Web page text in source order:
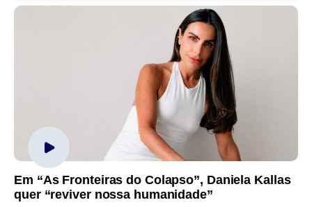
Em “As Fronteiras do Colapso”, Daniela Kallas
quer “reviver nossa humanidade”